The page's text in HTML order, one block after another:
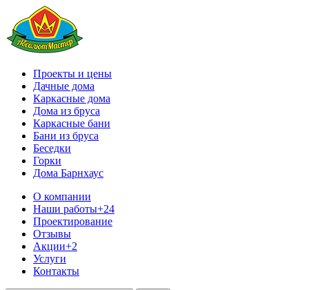
Проекты и цены
Дачные дома
Каркасные дома
Дома из бруса
Каркасные бани
Бани из бруса
Беседки
Горки
Дома Барнхаус
О компании
Наши работы+24
Проектирование
Отзывы
Акции+2
Услуги
Контакты